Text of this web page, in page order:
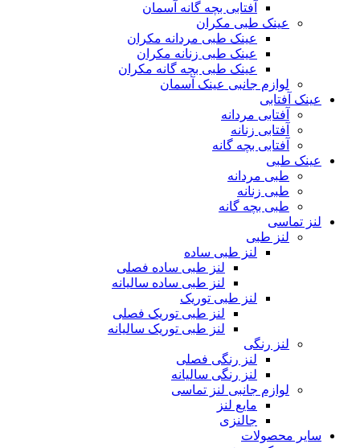
آفتابی بچه گانه آسمان
عینک طبی مکران
عینک طبی مردانه مکران
عینک طبی زنانه مکران
عینک طبی بچه گانه مکران
لوازم جانبی عینک آسمان
عینک آفتابی
آفتابی مردانه
آفتابی زنانه
آفتابی بچه گانه
عینک طبی
طبی مردانه
طبی زنانه
طبی بچه گانه
لنز تماسی
لنز طبی
لنز طبی ساده
لنز طبی ساده فصلی
لنز طبی ساده سالیانه
لنز طبی توریک
لنز طبی توریک فصلی
لنز طبی توریک سالیانه
لنز رنگی
لنز رنگی فصلی
لنز رنگی سالیانه
لوازم جانبی لنز تماسی
مایع لنز
جالنزی
سایر محصولات